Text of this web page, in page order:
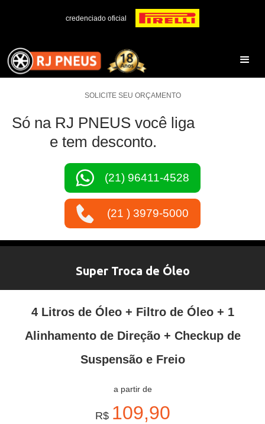
credenciado oficial
SOLICITE SEU ORÇAMENTO
Só na RJ PNEUS você liga
e tem desconto.
(21) 96411-4528
(21 ) 3979-5000
Super Troca de Óleo
4 Litros de Óleo + Filtro de Óleo + 1
Alinhamento de Direção + Checkup de
Suspensão e Freio
a partir de
R$ 109,90